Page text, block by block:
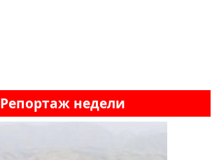
Репортаж недели